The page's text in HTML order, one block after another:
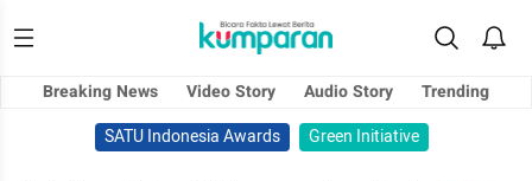
Breaking News Video Story Audio Story
Trending
SATU Indonesia Awards
Green Initiative